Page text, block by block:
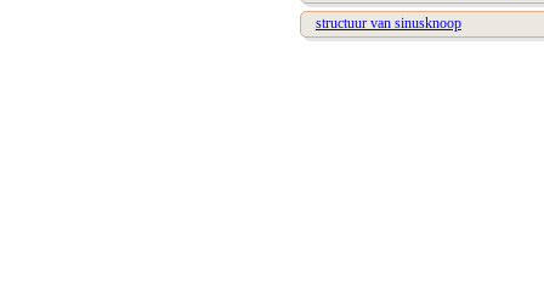
structuur van sinusknoop